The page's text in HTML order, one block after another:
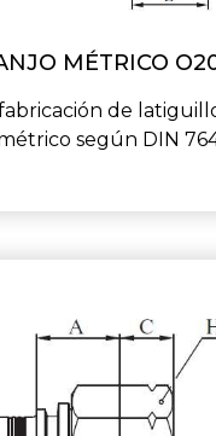
MÉTRICO
de
según DIN